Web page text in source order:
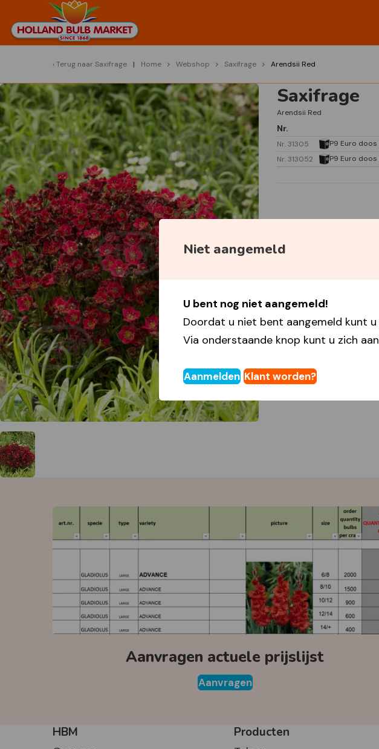
Niet aangemeld
U bent nog niet aangemeld!
Doordat u niet bent aangemeld kunt
Via onderstaande knop kunt u zich
Aanmelden Klant worden?
Terug naar Saxifrage Home Webshop Saxifrage Arendsii Red
Saxifrage
Arendsii Red
Nr.
Nr. 31305 P9 Euro doos
Nr. 313052
P9 Euro
Aanvragen actuele prijslijst
Aanvragen
HBM Producten